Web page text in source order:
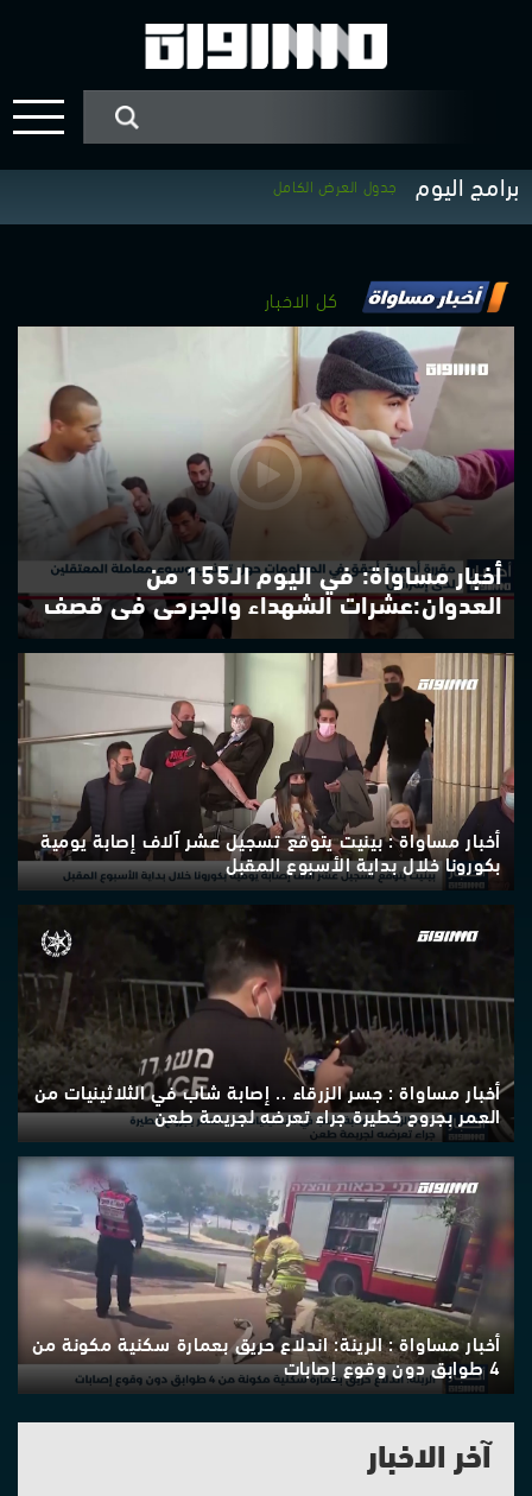
برامج اليوم جدول العرض الكامل
كل الاخبار
أخبار مساواة: في اليوم الـ155 من
العدوان:عشرات الشهداء والجرحى في قصف
الاحتلال المتواصل على قطاع غزة
أخبار مساواة : بينيت يتوقع تسجيل عشر آلاف إصابة يومية
بكورونا خلال بداية الأسبوع المقبل
أخبار مساواة : جسر الزرقاء .. إصابة شاب في الثلاثينيات من
العمر بجروح خطيرة جراء تعرضه لجريمة طعن
أخبار مساواة : الرينة: اندلاع حريق بعمارة سكنية مكونة من
4 طوابق دون وقوع إصابات
آخر الاخبار